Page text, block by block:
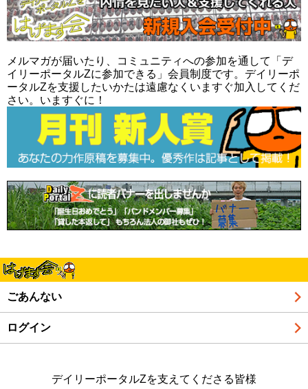
メルマガが届いたり、コミュニティへの参加を通して「デ
イリーポータルZに参加できる」会員制度です。デイリーポ
ータルZを支援したいかたは遠慮なくいますぐ加入してくだ
さい。いますぐに！
ごあんない
ログイン
デイリーポータルZを支えてくださる皆様